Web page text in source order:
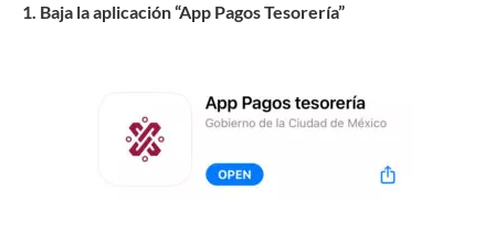
1. Baja la aplicación “App Pagos Tesorería”